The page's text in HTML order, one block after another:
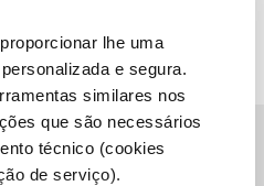
lhe uma
e segura.
similares nos
que são necessários
técnico (cookies
de serviço).
Accessibility statement